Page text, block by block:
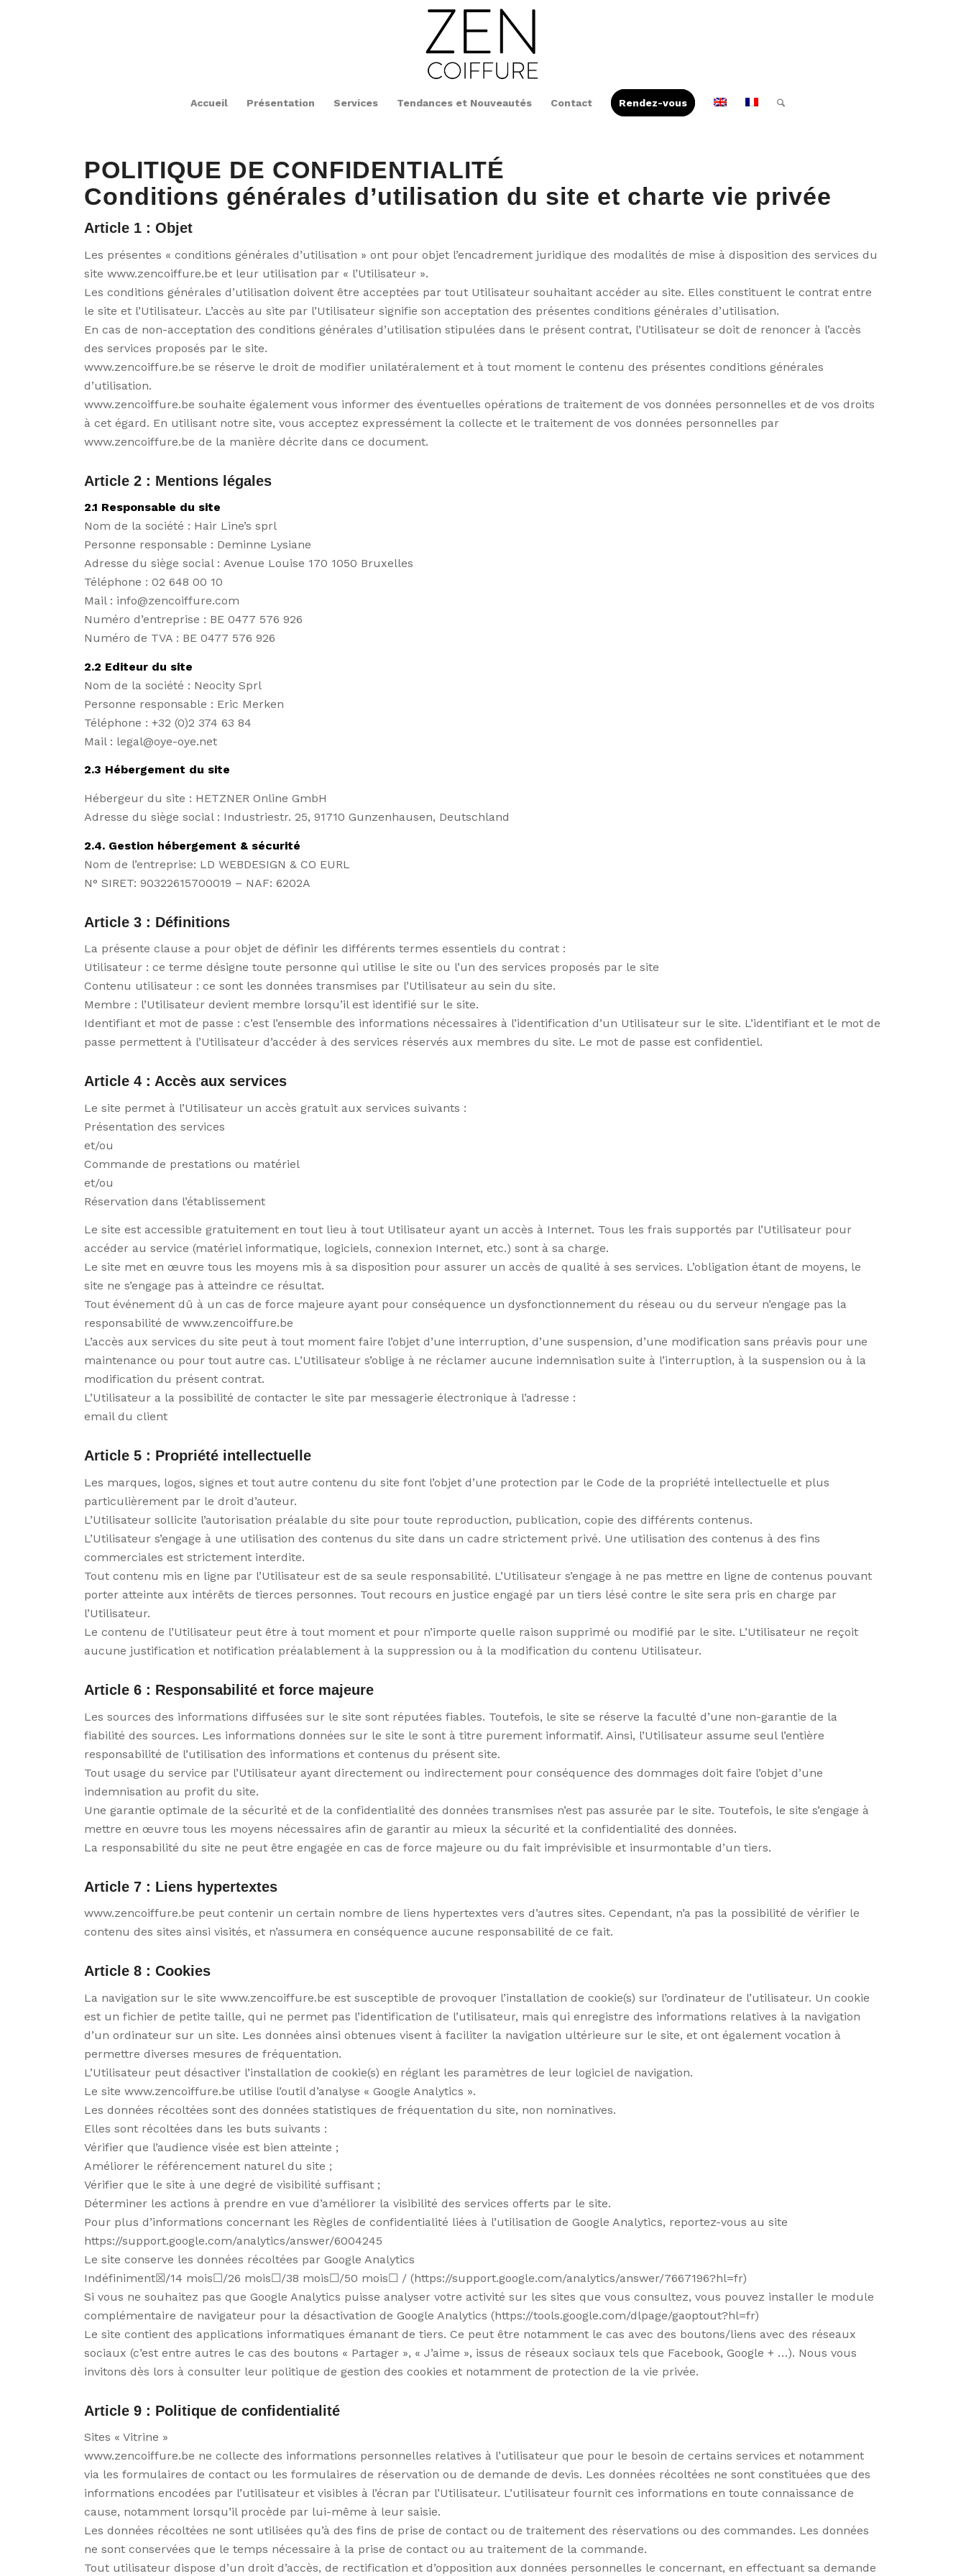
Accueil Présentation Services Tendances et Nouveautés Contact Rendez-vous
POLITIQUE DE CONFIDENTIALITÉ
Conditions générales d’utilisation du site et charte vie privée
Article 1 : Objet
Les présentes « conditions générales d’utilisation » ont pour objet l’encadrement juridique des modalités de mise à disposition des services du
site www.zencoiffure.be et leur utilisation par « l’Utilisateur ».
Les conditions générales d’utilisation doivent être acceptées par tout Utilisateur souhaitant accéder au site. Elles constituent le contrat entre
le site et l’Utilisateur. L’accès au site par l’Utilisateur signifie son acceptation des présentes conditions générales d’utilisation.
En cas de non-acceptation des conditions générales d’utilisation stipulées dans le présent contrat, l’Utilisateur se doit de renoncer à l’accès
des services proposés par le site.
www.zencoiffure.be se réserve le droit de modifier unilatéralement et à tout moment le contenu des présentes conditions générales
d’utilisation.
www.zencoiffure.be souhaite également vous informer des éventuelles opérations de traitement de vos données personnelles et de vos droits
à cet égard. En utilisant notre site, vous acceptez expressément la collecte et le traitement de vos données personnelles par
www.zencoiffure.be de la manière décrite dans ce document.
Article 2 : Mentions légales
2.1 Responsable du site
Nom de la société : Hair Line’s sprl
Personne responsable : Deminne Lysiane
Adresse du siège social : Avenue Louise 170 1050 Bruxelles
Téléphone : 02 648 00 10
Mail : info@zencoiffure.com
Numéro d’entreprise : BE 0477 576 926
Numéro de TVA : BE 0477 576 926
2.2 Editeur du site
Nom de la société : Neocity Sprl
Personne responsable : Eric Merken
Téléphone : +32 (0)2 374 63 84
Mail : legal@oye-oye.net
2.3 Hébergement du site
Hébergeur du site : HETZNER Online GmbH
Adresse du siège social : Industriestr. 25, 91710 Gunzenhausen, Deutschland
2.4. Gestion hébergement & sécurité
Nom de l’entreprise: LD WEBDESIGN & CO EURL
N° SIRET: 90322615700019 – NAF: 6202A
Article 3 : Définitions
La présente clause a pour objet de définir les différents termes essentiels du contrat :
Utilisateur : ce terme désigne toute personne qui utilise le site ou l’un des services proposés par le site
Contenu utilisateur : ce sont les données transmises par l’Utilisateur au sein du site.
Membre : l’Utilisateur devient membre lorsqu’il est identifié sur le site.
Identifiant et mot de passe : c’est l’ensemble des informations nécessaires à l’identification d’un Utilisateur sur le site. L’identifiant et le mot de
passe permettent à l’Utilisateur d’accéder à des services réservés aux membres du site. Le mot de passe est confidentiel.
Article 4 : Accès aux services
Le site permet à l’Utilisateur un accès gratuit aux services suivants :
Présentation des services
et/ou
Commande de prestations ou matériel
et/ou
Réservation dans l’établissement
Le site est accessible gratuitement en tout lieu à tout Utilisateur ayant un accès à Internet. Tous les frais supportés par l’Utilisateur pour
accéder au service (matériel informatique, logiciels, connexion Internet, etc.) sont à sa charge.
Le site met en œuvre tous les moyens mis à sa disposition pour assurer un accès de qualité à ses services. L’obligation étant de moyens, le
site ne s’engage pas à atteindre ce résultat.
Tout événement dû à un cas de force majeure ayant pour conséquence un dysfonctionnement du réseau ou du serveur n’engage pas la
responsabilité de www.zencoiffure.be
L’accès aux services du site peut à tout moment faire l’objet d’une interruption, d’une suspension, d’une modification sans préavis pour une
maintenance ou pour tout autre cas. L’Utilisateur s’oblige à ne réclamer aucune indemnisation suite à l’interruption, à la suspension ou à la
modification du présent contrat.
L’Utilisateur a la possibilité de contacter le site par messagerie électronique à l’adresse :
email du client
Article 5 : Propriété intellectuelle
Les marques, logos, signes et tout autre contenu du site font l’objet d’une protection par le Code de la propriété intellectuelle et plus
particulièrement par le droit d’auteur.
L’Utilisateur sollicite l’autorisation préalable du site pour toute reproduction, publication, copie des différents contenus.
L’Utilisateur s’engage à une utilisation des contenus du site dans un cadre strictement privé. Une utilisation des contenus à des fins
commerciales est strictement interdite.
Tout contenu mis en ligne par l’Utilisateur est de sa seule responsabilité. L’Utilisateur s’engage à ne pas mettre en ligne de contenus pouvant
porter atteinte aux intérêts de tierces personnes. Tout recours en justice engagé par un tiers lésé contre le site sera pris en charge par
l’Utilisateur.
Le contenu de l’Utilisateur peut être à tout moment et pour n’importe quelle raison supprimé ou modifié par le site. L’Utilisateur ne reçoit
aucune justification et notification préalablement à la suppression ou à la modification du contenu Utilisateur.
Article 6 : Responsabilité et force majeure
Les sources des informations diffusées sur le site sont réputées fiables. Toutefois, le site se réserve la faculté d’une non-garantie de la
fiabilité des sources. Les informations données sur le site le sont à titre purement informatif. Ainsi, l’Utilisateur assume seul l’entière
responsabilité de l’utilisation des informations et contenus du présent site.
Tout usage du service par l’Utilisateur ayant directement ou indirectement pour conséquence des dommages doit faire l’objet d’une
indemnisation au profit du site.
Une garantie optimale de la sécurité et de la confidentialité des données transmises n’est pas assurée par le site. Toutefois, le site s’engage à
mettre en œuvre tous les moyens nécessaires afin de garantir au mieux la sécurité et la confidentialité des données.
La responsabilité du site ne peut être engagée en cas de force majeure ou du fait imprévisible et insurmontable d’un tiers.
Article 7 : Liens hypertextes
www.zencoiffure.be peut contenir un certain nombre de liens hypertextes vers d’autres sites. Cependant, n’a pas la possibilité de vérifier le
contenu des sites ainsi visités, et n’assumera en conséquence aucune responsabilité de ce fait.
Article 8 : Cookies
La navigation sur le site www.zencoiffure.be est susceptible de provoquer l’installation de cookie(s) sur l’ordinateur de l’utilisateur. Un cookie
est un fichier de petite taille, qui ne permet pas l’identification de l’utilisateur, mais qui enregistre des informations relatives à la navigation
d’un ordinateur sur un site. Les données ainsi obtenues visent à faciliter la navigation ultérieure sur le site, et ont également vocation à
permettre diverses mesures de fréquentation.
L’Utilisateur peut désactiver l’installation de cookie(s) en réglant les paramètres de leur logiciel de navigation.
Le site www.zencoiffure.be utilise l’outil d’analyse « Google Analytics ».
Les données récoltées sont des données statistiques de fréquentation du site, non nominatives.
Elles sont récoltées dans les buts suivants :
Vérifier que l’audience visée est bien atteinte ;
Améliorer le référencement naturel du site ;
Vérifier que le site à une degré de visibilité suffisant ;
Déterminer les actions à prendre en vue d’améliorer la visibilité des services offerts par le site.
Pour plus d’informations concernant les Règles de confidentialité liées à l’utilisation de Google Analytics, reportez-vous au site
https://support.google.com/analytics/answer/6004245
Le site conserve les données récoltées par Google Analytics
Indéfiniment☒/14 mois☐/26 mois☐/38 mois☐/50 mois☐ / (https://support.google.com/analytics/answer/7667196?hl=fr)
Si vous ne souhaitez pas que Google Analytics puisse analyser votre activité sur les sites que vous consultez, vous pouvez installer le module
complémentaire de navigateur pour la désactivation de Google Analytics (https://tools.google.com/dlpage/gaoptout?hl=fr)
Le site contient des applications informatiques émanant de tiers. Ce peut être notamment le cas avec des boutons/liens avec des réseaux
sociaux (c’est entre autres le cas des boutons « Partager », « J’aime », issus de réseaux sociaux tels que Facebook, Google + …). Nous vous
invitons dès lors à consulter leur politique de gestion des cookies et notamment de protection de la vie privée.
Article 9 : Politique de confidentialité
Sites « Vitrine »
www.zencoiffure.be ne collecte des informations personnelles relatives à l’utilisateur que pour le besoin de certains services et notamment
via les formulaires de contact ou les formulaires de réservation ou de demande de devis. Les données récoltées ne sont constituées que des
informations encodées par l’utilisateur et visibles à l’écran par l’Utilisateur. L’utilisateur fournit ces informations en toute connaissance de
cause, notamment lorsqu’il procède par lui-même à leur saisie.
Les données récoltées ne sont utilisées qu’à des fins de prise de contact ou de traitement des réservations ou des commandes. Les données
ne sont conservées que le temps nécessaire à la prise de contact ou au traitement de la commande.
Tout utilisateur dispose d’un droit d’accès, de rectification et d’opposition aux données personnelles le concernant, en effectuant sa demande